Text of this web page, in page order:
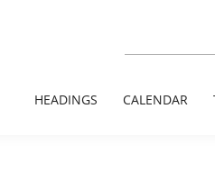
HEADINGS CALENDAR